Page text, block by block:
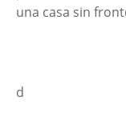
una casa sin
d